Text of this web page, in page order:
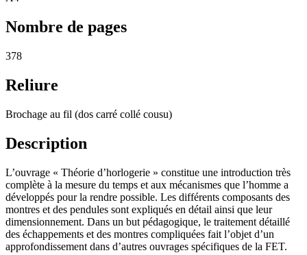
Nombre de pages
378
Reliure
Brochage au fil (dos carré collé cousu)
Description
L’ouvrage « Théorie d’horlogerie » constitue une introduction très
complète à la mesure du temps et aux mécanismes que l’homme a
développés pour la rendre possible. Les différents composants des
montres et des pendules sont expliqués en détail ainsi que leur
dimensionnement. Dans un but pédagogique, le traitement détaillé
des échappements et des montres compliquées fait l’objet d’un
approfondissement dans d’autres ouvrages spécifiques de la FET.